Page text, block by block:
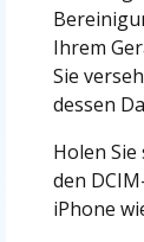
Ihrem
Sie
dessen
Holen
den
iPhone